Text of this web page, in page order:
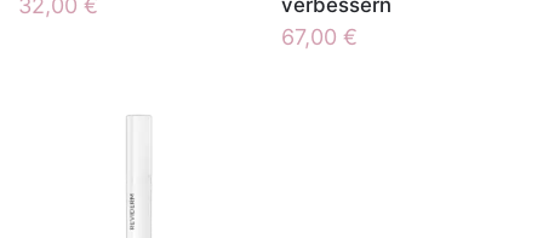
32,00 €
verbessern
67,00 €